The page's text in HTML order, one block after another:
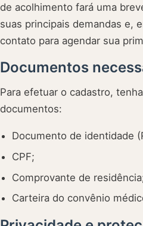
de acolhimento fará uma
suas principais demandas e,
contato para agendar sua
Documentos
Para efetuar o cadastro,
documentos:
Documento de identidade
CPF;
Comprovante de
Carteira do convênio